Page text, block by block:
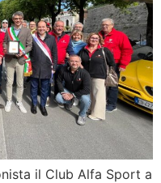
il Club Alfa Sport a